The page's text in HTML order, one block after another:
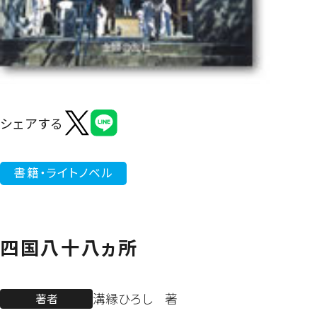
シェアする
書籍・ライトノベル
四国八十八ヵ所
著者 溝縁ひろし 著